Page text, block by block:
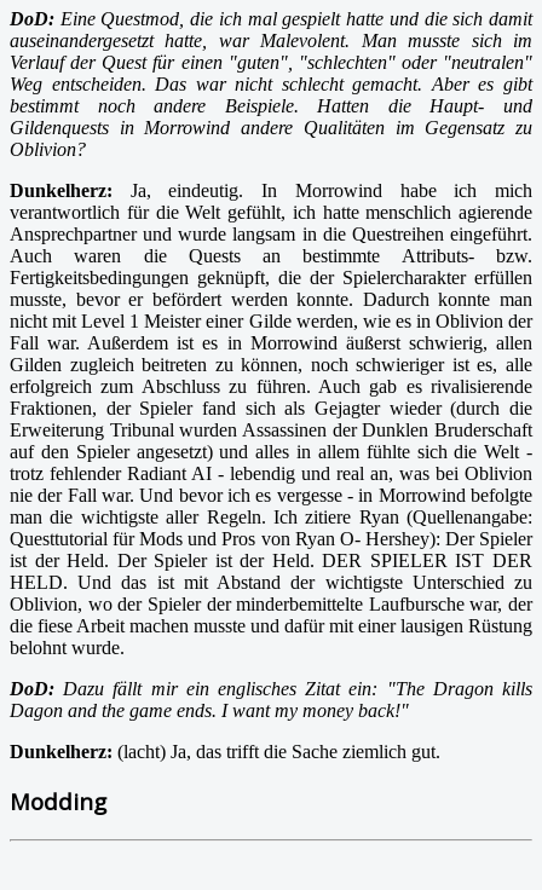
DoD: Eine Questmod, die ich mal gespielt hatte und die sich damit
auseinandergesetzt hatte, war Malevolent. Man musste sich im
Verlauf der Quest für einen "guten", "schlechten" oder "neutralen"
Weg entscheiden. Das war nicht schlecht gemacht. Aber es gibt
bestimmt noch andere Beispiele. Hatten die Haupt- und
Gildenquests in Morrowind andere Qualitäten im Gegensatz zu
Oblivion?
Dunkelherz: Ja, eindeutig. In Morrowind habe ich mich
verantwortlich für die Welt gefühlt, ich hatte menschlich agierende
Ansprechpartner und wurde langsam in die Questreihen eingeführt.
Auch waren die Quests an bestimmte Attributs- bzw.
Fertigkeitsbedingungen geknüpft, die der Spielercharakter erfüllen
musste, bevor er befördert werden konnte. Dadurch konnte man
nicht mit Level 1 Meister einer Gilde werden, wie es in Oblivion der
Fall war. Außerdem ist es in Morrowind äußerst schwierig, allen
Gilden zugleich beitreten zu können, noch schwieriger ist es, alle
erfolgreich zum Abschluss zu führen. Auch gab es rivalisierende
Fraktionen, der Spieler fand sich als Gejagter wieder (durch die
Erweiterung Tribunal wurden Assassinen der Dunklen Bruderschaft
auf den Spieler angesetzt) und alles in allem fühlte sich die Welt -
trotz fehlender Radiant AI - lebendig und real an, was bei Oblivion
nie der Fall war. Und bevor ich es vergesse - in Morrowind befolgte
man die wichtigste aller Regeln. Ich zitiere Ryan (Quellenangabe:
Questtutorial für Mods und Pros von Ryan O- Hershey): Der Spieler
ist der Held. Der Spieler ist der Held. DER SPIELER IST DER
HELD. Und das ist mit Abstand der wichtigste Unterschied zu
Oblivion, wo der Spieler der minderbemittelte Laufbursche war, der
die fiese Arbeit machen musste und dafür mit einer lausigen Rüstung
belohnt wurde.
DoD: Dazu fällt mir ein englisches Zitat ein: "The Dragon kills
Dagon and the game ends. I want my money back!"
Dunkelherz: (lacht) Ja, das trifft die Sache ziemlich gut.
Modding